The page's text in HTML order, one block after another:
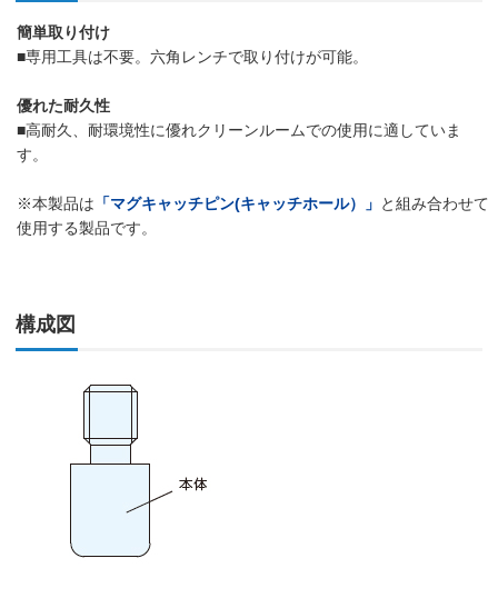
簡単取り付け
■専用工具は不要。六角レンチで取り付けが可能。
優れた耐久性
■高耐久、耐環境性に優れクリーンルームでの使用に適していま
す。
※本製品は 「マグキャッチピン(キャッチホール）」 と組み合わせて
使用する製品です。
構成図